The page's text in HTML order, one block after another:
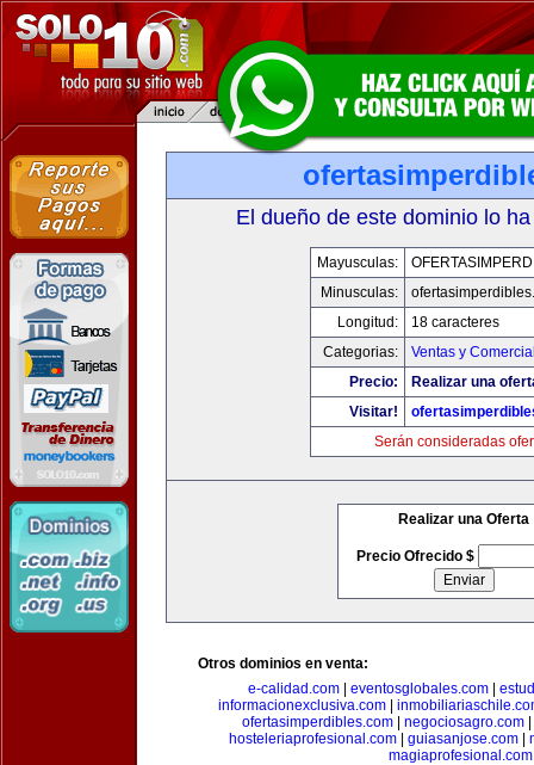
El dueño de este dominio lo
Mayusculas:
Minusculas:
Longitud:
18 caracteres
Categorias:
Ventas y
Precio:
Realizar una
Visitar!
Serán consideradas
Realizar una Oferta
Precio Ofrecido $
Otros dominios en venta:
e-calidad.com| eventosglobales.com|
informacionexclusiva.com|
ofertasimperdibles.com
negociosagro.com
hosteleriaprofesional.com| guiasanjose.com|
magiaprofesional.com